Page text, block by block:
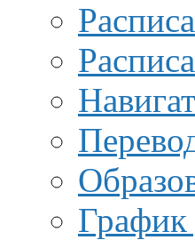
График